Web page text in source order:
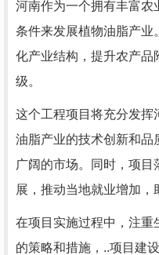
河南作为一个拥有丰富农
条件来发展植物油脂产业
化产业结构，提升农产品
级。
这个工程项目将充分发挥
油脂产业的技术创新和品
广阔的市场。同时，项
展，推动当地就业增加，
在项目实施过程中，注重
的策略和措施，..项目建